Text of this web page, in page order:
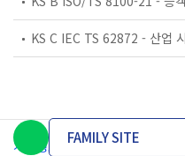
개인정보처리방침 이용약관
FAMILY SITE